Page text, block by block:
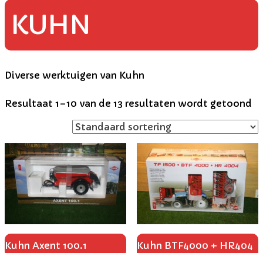
KUHN
Diverse werktuigen van Kuhn
Resultaat 1–10 van de 13 resultaten wordt getoond
Kuhn Axent 100.1
Kuhn BTF4000 + HR404